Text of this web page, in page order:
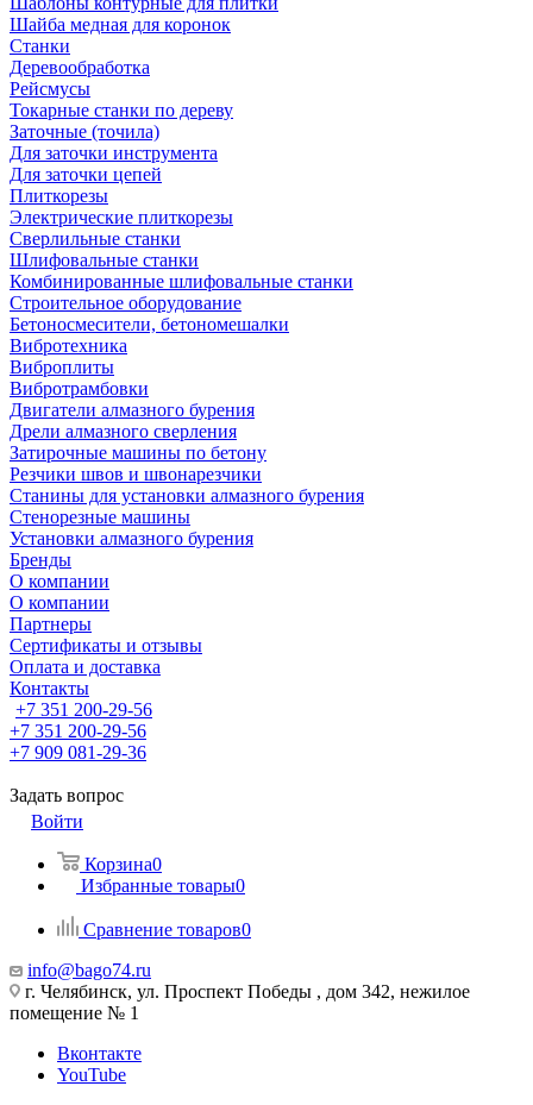
Шайба медная для коронок
Станки
Деревообработка
Рейсмусы
Токарные станки по дереву
Заточные (точила)
Для заточки инструмента
Для заточки цепей
Плиткорезы
Электрические плиткорезы
Сверлильные станки
Шлифовальные станки
Комбинированные шлифовальные станки
Строительное оборудование
Бетоносмесители, бетономешалки
Вибротехника
Виброплиты
Вибротрамбовки
Двигатели алмазного бурения
Дрели алмазного сверления
Затирочные машины по бетону
Резчики швов и швонарезчики
Станины для установки алмазного бурения
Стенорезные машины
Установки алмазного бурения
Бренды
О компании
О компании
Партнеры
Cертификаты и отзывы
Оплата и доставка
Контакты
+7 351 200-29-56
+7 351 200-29-56
+7 909 081-29-36
Задать вопрос
Войти
Корзина0
Избранные товары0
Сравнение товаров0
info@bago74.ru
г. Челябинск, ул. Проспект Победы , дом 342, нежилое
помещение № 1
Вконтакте
YouTube